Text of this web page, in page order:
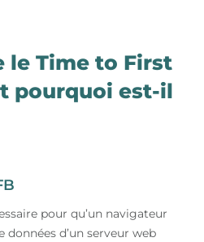
le Time to First
pourquoi est-il
pour qu’un navigateur
d’un serveur web